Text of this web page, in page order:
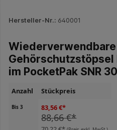
Hersteller-Nr.: 640001
Wiederverwendbare
Gehörschutzstöpsel
im PocketPak SNR
Anzahl Stückpreis
Bis3 83,56 €*
88,66 €*